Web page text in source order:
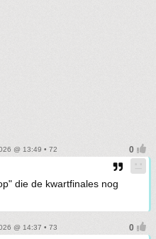
@ 13:49 • 72
die de kwartfinales nog
@ 14:37 • 73